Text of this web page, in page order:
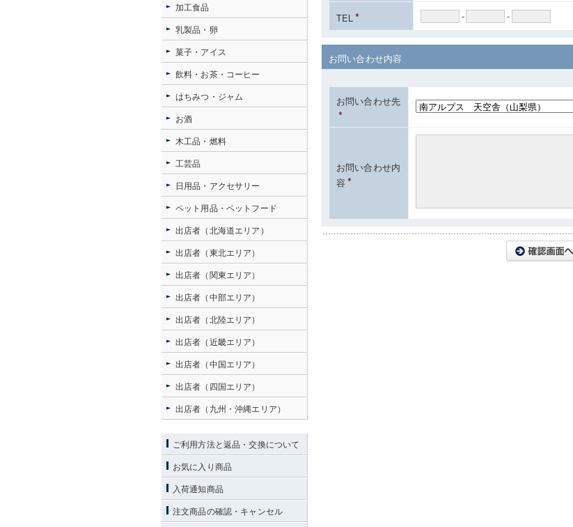
TEL* - -
お問い合わせ内容
お問い合わせ先
*
お問い合わせ内
容 *
加工食品
乳製品・卵
菓子・アイス
飲料・お茶・コーヒー
はちみつ・ジャム
お酒
木工品・燃料
工芸品
日用品・アクセサリー
ペット用品・ペットフード
出店者（北海道エリア）
出店者（東北エリア）
出店者（関東エリア）
出店者（中部エリア）
出店者（北陸エリア）
出店者（近畿エリア）
出店者（中国エリア）
出店者（四国エリア）
出店者（九州・沖縄エリア）
ご利用方法と返品・交換について
お気に入り商品
入荷通知商品
注文商品の確認・キャンセル